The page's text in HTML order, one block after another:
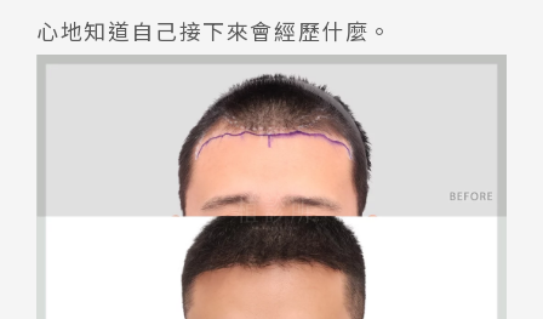
心地知道自己接下來會經歷什麼。